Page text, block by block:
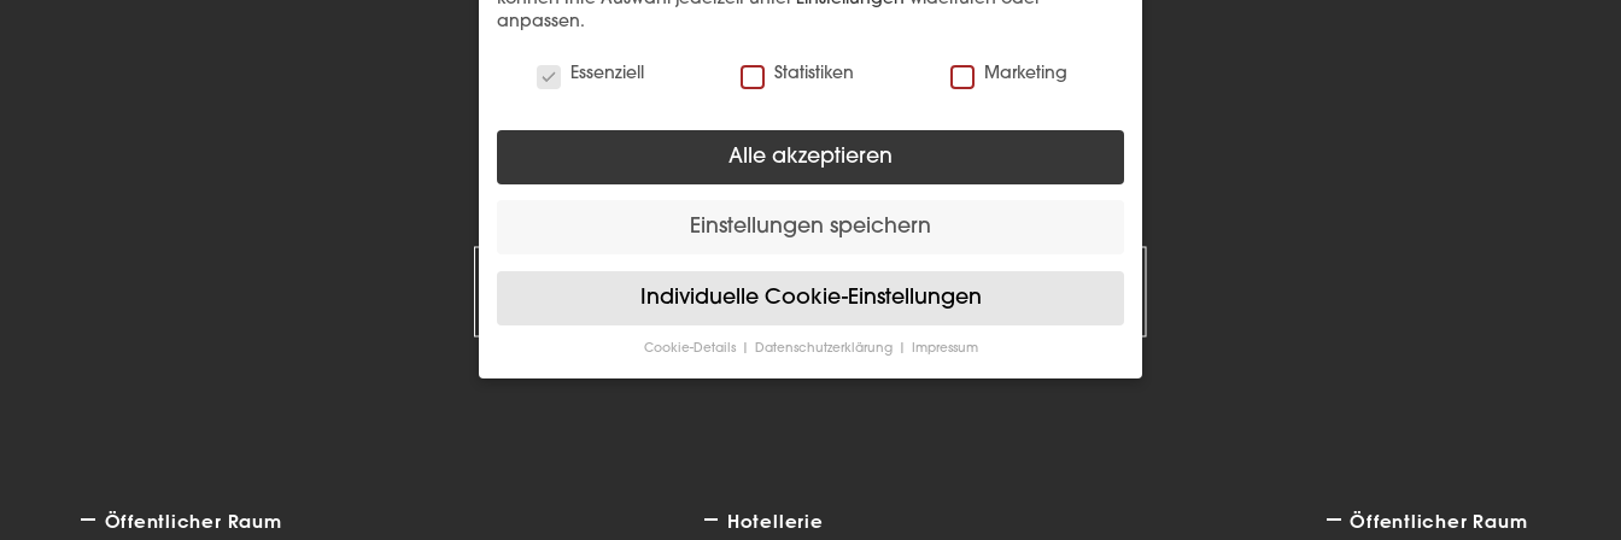
REFERENZEN
Öffentlicher Raum Hotellerie Öffentlicher Raum
anpassen.
Essenziell
Statistiken Marketing
Alle akzeptieren
Einstellungen speichern
Individuelle Cookie-Einstellungen
Cookie-Details Datenschutzerklärung Impressum
Datenschutzeinstellungen
und Ihre Erfahrung zu verbessern. Personenbezogene Daten können